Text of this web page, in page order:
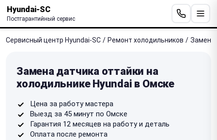
Hyundai-SC
Постгарантийный сервис
Сервисный центр Hyundai-SC / Ремонт холодильников / Замена
Замена датчика оттайки на
холодильнике Hyundai в Омске
Цена за работу мастера
Выезд за 45 минут по Омске
Гарантия 12 месяцев на работу и деталь
Оплата после ремонта